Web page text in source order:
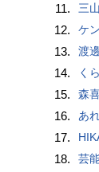
11. 三
12. ケ
13. 渡
14. く
15. 森
16. あ
17.
18. 芸